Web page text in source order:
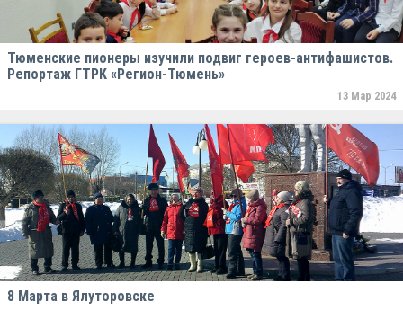
Тюменские пионеры изучили подвиг героев-антифашистов.
Репортаж ГТРК «Регион-Тюмень»
13 Мар 2024
8 Марта в Ялуторовске